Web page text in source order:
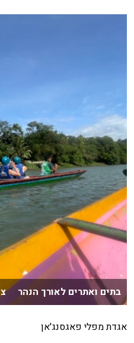
בתים ואתרים לאורך הנהר
אגדת מפלי פאגסנג'אן